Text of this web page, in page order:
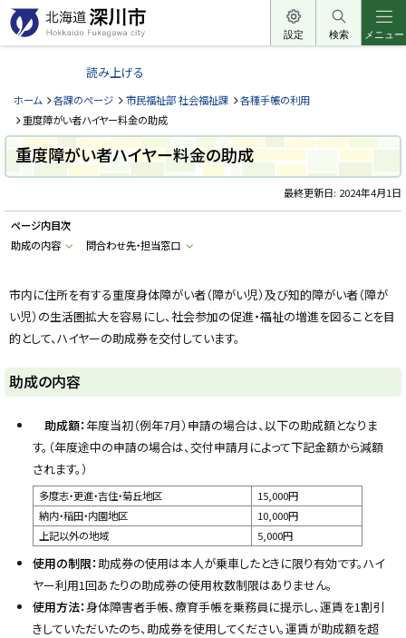
本
文
へ
ー
北
道
深
川
市
H
k
a
d
u
k
a
a
a
c
i
設定 検索 メニュー
読み上げる
ホーム 各課のページ 市民福祉部 社会福祉課
各種手帳の利用
重度障がい者ハイヤー料金の助成
重度障がい者ハイヤー料金の助成
最終更新日: 2024年4月1日
ページ内目次
助成の内容
問合わせ先・担当窓口
市内に住所を有する重度身体障がい者（障がい児）及び知的障がい者（障が
い児）の生活圏拡大を容易にし、社会参加の促進・福祉の増進を図ることを目
的として、ハイヤーの助成券を交付しています。
助成の内容
助成額：年度当初（例年7月）申請の場合は、以下の助成額となりま
す。 （年度途中の申請の場合は、交付申請月によって下記金額から減額
されます。）
多度志・更進・吉住・菊丘地区
15,000円
納内・稲田・内園地区
10,000円
上記以外の地域
5,000円
使用の制限：助成券の使用は本人が乗車したときに限り有効です。ハイ
ヤー利用1回あたりの助成券の使用枚数制限はありません。
使用方法：身体障害者手帳、療育手帳を乗務員に提示し、運賃を1割引
きしていただいたのち、助成券を使用してください。運賃が助成額を超